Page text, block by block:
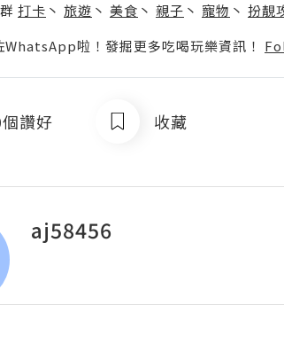
打卡 丶 旅遊 丶 美食 丶 親子 丶 寵物 丶 扮靚
啦！發掘更多吃喝玩樂資訊！
讚好 收藏
aj58456